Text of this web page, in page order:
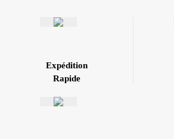
Expédition
Rapide